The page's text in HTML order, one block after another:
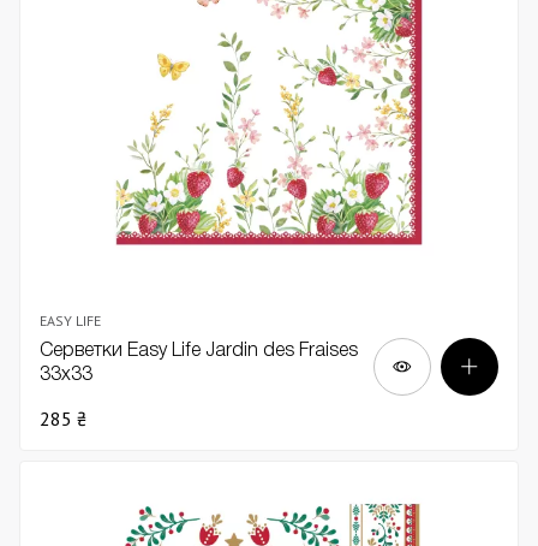
EASY LIFE
Серветки Easy Life Jardin des Fraises
33х33
285 ₴